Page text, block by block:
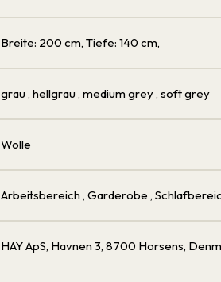
Breite: 200 cm, Tiefe: 140 cm,
grau , hellgrau , medium grey, soft grey
Wolle
Arbeitsbereich , Garderobe ,
HAY ApS, Havnen 3, 8700 Horsens,